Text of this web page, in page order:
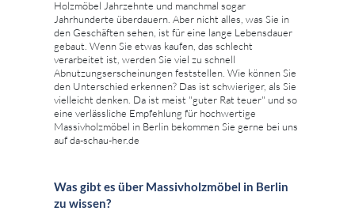
Holzmöbel Jahrzehnte und manchmal sogar
Jahrhunderte überdauern. Aber nicht alles, was Sie in
den Geschäften sehen, ist für eine lange Lebensdauer
gebaut. Wenn Sie etwas kaufen, das schlecht
verarbeitet ist, werden Sie viel zu schnell
Abnutzungserscheinungen feststellen. Wie können Sie
den Unterschied erkennen? Das ist schwieriger, als Sie
vielleicht denken. Da ist meist "guter Rat teuer" und so
eine verlässliche Empfehlung für hochwertige
Massivholzmöbel in Berlin bekommen Sie gerne bei uns
auf da-schau-her.de
Was gibt es über Massivholzmöbel in Berlin
zu wissen?